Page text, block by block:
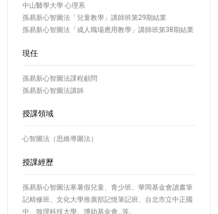
中山醫學大學 心理系
孫易新心智圖法「兒童教學」講師班第29期結業
孫易新心智圖法「成人職場應用教學」講師班第38期結業
現任
孫易新心智圖法課程顧問
孫易新心智圖法講師
授課領域
心智圖法（思維導圖法）
授課經歷
孫易新心智圖法寒暑假兒童、青少班、華岡基金會讀書筆
記精修班、文化大學推廣部記憶筆記班、台北市立中正國
中、致理科技大學、博幼基金會...等。